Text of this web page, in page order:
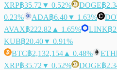
XRP฿35.72 ▼ 0.52% DOGE฿
0.23%
ADA฿6.40▼ 1.63%
AVAX฿222.82 ▲ 1.65% LINK฿
KUB฿20.40▼ 0.91%
BTC฿2,132,154 ▲ 0.48% ETH
XRP฿35.72 ▼ 0.52% DOGE฿